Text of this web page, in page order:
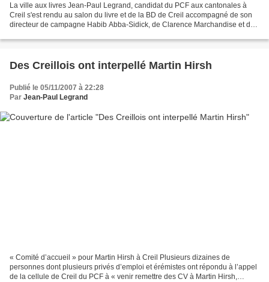
La ville aux livres Jean-Paul Legrand, candidat du PCF aux cantonales à
Creil s'est rendu au salon du livre et de la BD de Creil accompagné de son
directeur de campagne Habib Abba-Sidick, de Clarence Marchandise et de
Des Creillois ont interpellé Martin Hirsh
Publié le 05/11/2007 à 22:28
Par Jean-Paul Legrand
« Comité d’accueil » pour Martin Hirsh à Creil Plusieurs dizaines de
personnes dont plusieurs privés d’emploi et érémistes ont répondu à l’appel
de la cellule de Creil du PCF à « venir remettre des CV à Martin Hirsh,